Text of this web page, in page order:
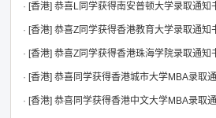
· [香港] 恭喜L同学获得南安普顿大学录取通知
· [香港] 恭喜Z同学获得香港教育大学录取通知
· [香港] 恭喜Z同学获得香港珠海学院录取通知
· [香港] 恭喜同学获得香港城市大学MBA录取
· [香港] 恭喜同学获得香港中文大学MBA录取